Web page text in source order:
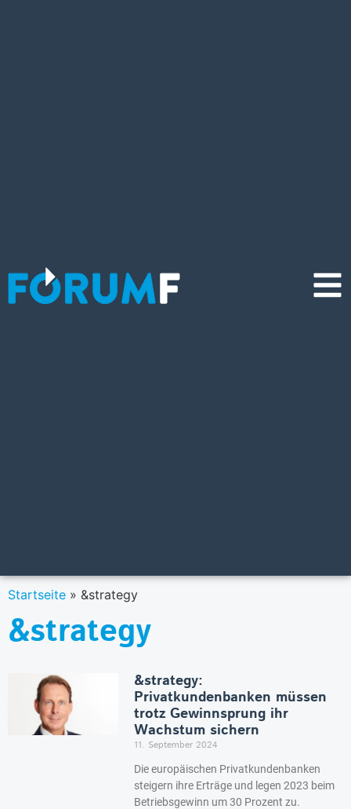
Startseite » &strategy
&strategy
&strategy:
Privatkundenbanken müssen
trotz Gewinnsprung ihr
Wachstum sichern
11. September 2024
Die europäischen Privatkundenbanken
steigern ihre Erträge und legen 2023 beim
Betriebsgewinn um 30 Prozent zu.